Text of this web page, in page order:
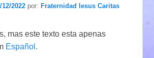
12/2022 por:Fraternidad Iesus Caritas
mas este texto esta apenas
Español .